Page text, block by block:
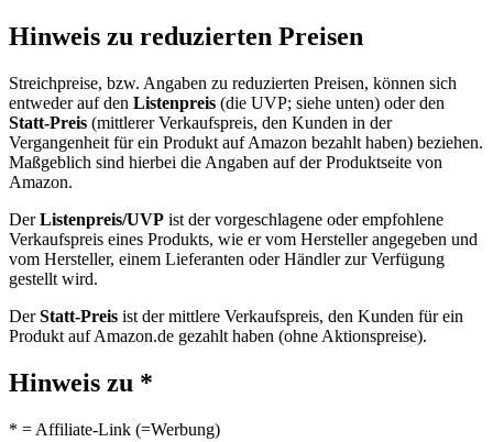
Hinweis zu reduzierten Preisen
Streichpreise, bzw. Angaben zu reduzierten Preisen, können sich
entweder auf den Listenpreis (die UVP; siehe unten) oder den
Statt-Preis (mittlerer Verkaufspreis, den Kunden in der
Vergangenheit für ein Produkt auf Amazon bezahlt haben) beziehen.
Maßgeblich sind hierbei die Angaben auf der Produktseite von
Amazon.
DerListenpreis/UVP ist der vorgeschlagene oder empfohlene
Verkaufspreis eines Produkts, wie er vom Hersteller angegeben und
vom Hersteller, einem Lieferanten oder Händler zur Verfügung
gestellt wird.
DerStatt-Preis ist der mittlere Verkaufspreis, den Kunden für ein
Produkt auf Amazon.de gezahlt haben (ohne Aktionspreise).
Hinweis zu *
* = Affiliate-Link (=Werbung)